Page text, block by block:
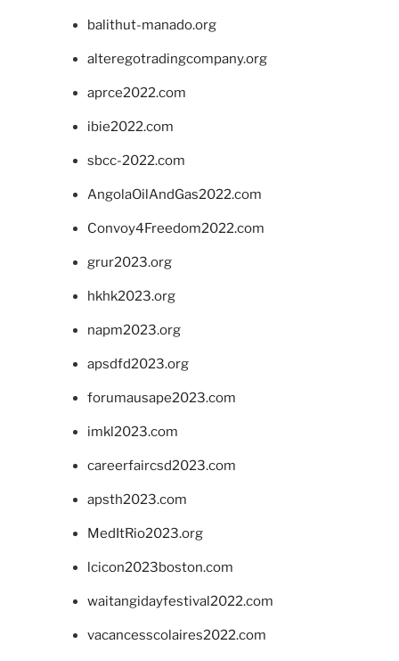
balithut-manado.org
alteregotradingcompany.org
aprce2022.com
ibie2022.com
sbcc-2022.com
AngolaOilAndGas2022.com
Convoy4Freedom2022.com
grur2023.org
hkhk2023.org
napm2023.org
apsdfd2023.org
forumausape2023.com
imkl2023.com
careerfaircsd2023.com
apsth2023.com
MedItRio2023.org
lcicon2023boston.com
waitangidayfestival2022.com
vacancesscolaires2022.com